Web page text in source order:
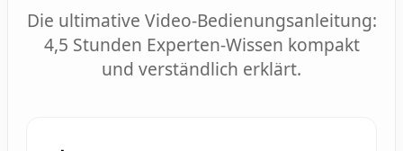
Die ultimative Video-Bedienungsanleitung:
4,5 Stunden Experten-Wissen kompakt
und verständlich erklärt.